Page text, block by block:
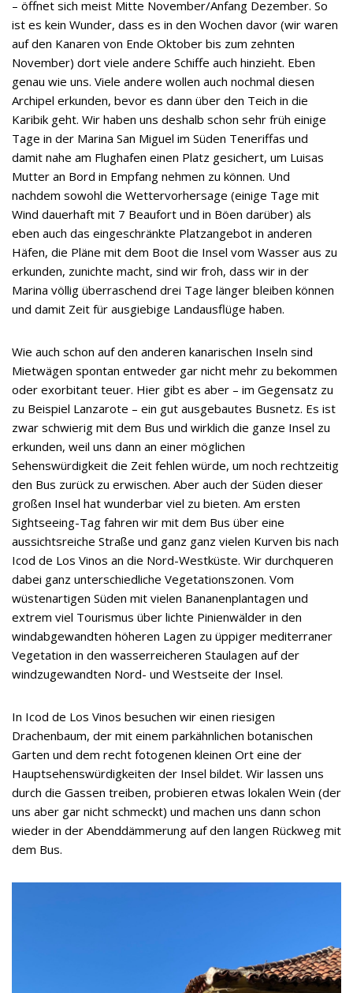
– öffnet sich meist Mitte November/Anfang Dezember. So
ist es kein Wunder, dass es in den Wochen davor (wir waren
auf den Kanaren von Ende Oktober bis zum zehnten
November) dort viele andere Schiffe auch hinzieht. Eben
genau wie uns. Viele andere wollen auch nochmal diesen
Archipel erkunden, bevor es dann über den Teich in die
Karibik geht. Wir haben uns deshalb schon sehr früh einige
Tage in der Marina San Miguel im Süden Teneriffas und
damit nahe am Flughafen einen Platz gesichert, um Luisas
Mutter an Bord in Empfang nehmen zu können. Und
nachdem sowohl die Wettervorhersage (einige Tage mit
Wind dauerhaft mit 7 Beaufort und in Böen darüber) als
eben auch das eingeschränkte Platzangebot in anderen
Häfen, die Pläne mit dem Boot die Insel vom Wasser aus zu
erkunden, zunichte macht, sind wir froh, dass wir in der
Marina völlig überraschend drei Tage länger bleiben können
und damit Zeit für ausgiebige Landausflüge haben.
Wie auch schon auf den anderen kanarischen Inseln sind
Mietwägen spontan entweder gar nicht mehr zu bekommen
oder exorbitant teuer. Hier gibt es aber – im Gegensatz zu
zu Beispiel Lanzarote – ein gut ausgebautes Busnetz. Es ist
zwar schwierig mit dem Bus und wirklich die ganze Insel zu
erkunden, weil uns dann an einer möglichen
Sehenswürdigkeit die Zeit fehlen würde, um noch rechtzeitig
den Bus zurück zu erwischen. Aber auch der Süden dieser
großen Insel hat wunderbar viel zu bieten. Am ersten
Sightseeing-Tag fahren wir mit dem Bus über eine
aussichtsreiche Straße und ganz ganz vielen Kurven bis nach
Icod de Los Vinos an die Nord-Westküste. Wir durchqueren
dabei ganz unterschiedliche Vegetationszonen. Vom
wüstenartigen Süden mit vielen Bananenplantagen und
extrem viel Tourismus über lichte Pinienwälder in den
windabgewandten höheren Lagen zu üppiger mediterraner
Vegetation in den wasserreicheren Staulagen auf der
windzugewandten Nord- und Westseite der Insel.
In Icod de Los Vinos besuchen wir einen riesigen
Drachenbaum, der mit einem parkähnlichen botanischen
Garten und dem recht fotogenen kleinen Ort eine der
Hauptsehenswürdigkeiten der Insel bildet. Wir lassen uns
durch die Gassen treiben, probieren etwas lokalen Wein (der
uns aber gar nicht schmeckt) und machen uns dann schon
wieder in der Abenddämmerung auf den langen Rückweg mit
dem Bus.